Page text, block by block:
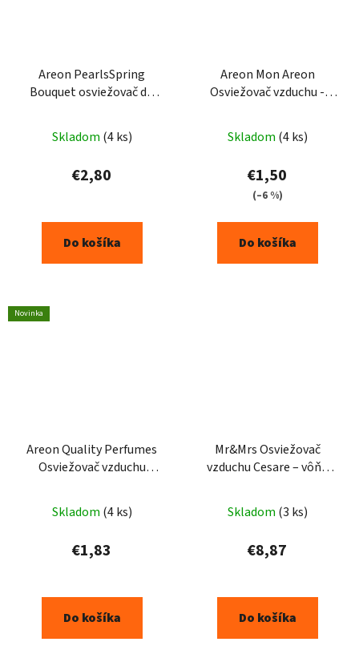
Areon PearlsSpring
Bouquet osviežovač do
Skladom (4 ks)
€2,80
Do košíka
Areon Mon Areon
Osviežovač vzduchu -
Skladom (4 ks)
€1,50
(–6 %)
Do košíka
Novinka
Areon Quality Perfumes
Osviežovač vzduchu
Skladom (4 ks)
€1,83
Do košíka
Mr&Mrs Osviežovač
vzduchu Cesare – vôňa
Skladom (3 ks)
€8,87
Do košíka